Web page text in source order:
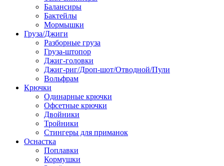
Балансиры
Бактейлы
Мормышки
Груза/Джиги
Разборные груза
Груза-штопор
Джиг-головки
Джиг-риг/Дроп-шот/Отводной/Пули
Вольфрам
Крючки
Одинарные крючки
Офсетные крючки
Двойники
Тройники
Стингеры для приманок
Оснастка
Поплавки
Кормушки